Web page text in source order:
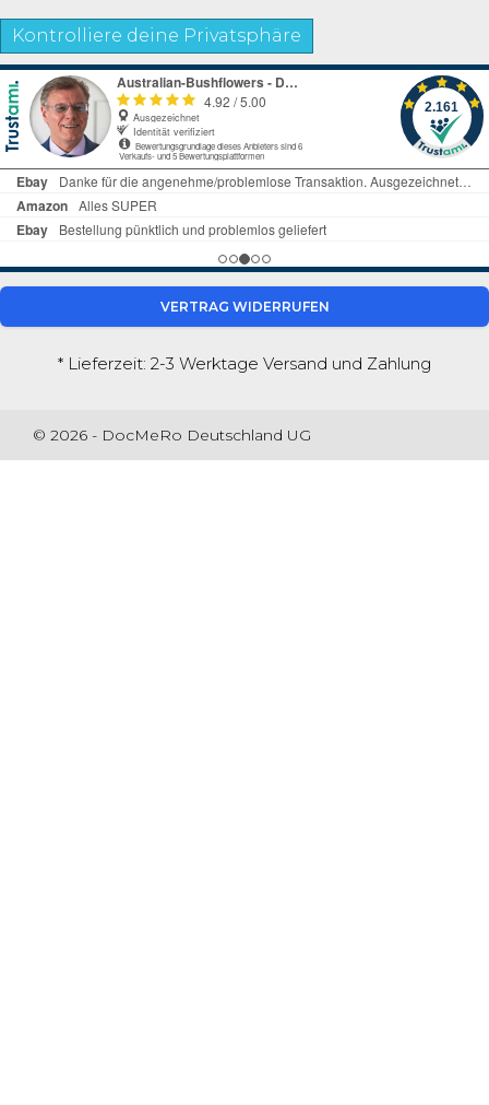
Kontrolliere deine Privatsphäre
VERTRAG WIDERRUFEN
* Lieferzeit: 2-3 Werktage Versand und Zahlung
© 2026 - DocMeRo Deutschland UG